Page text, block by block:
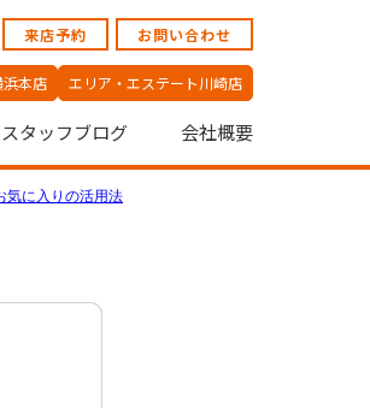
来店予約 お問い合わせ
本店 エリア・エステート川崎店
スタッフブログ 会社概要
気に入りの活用法